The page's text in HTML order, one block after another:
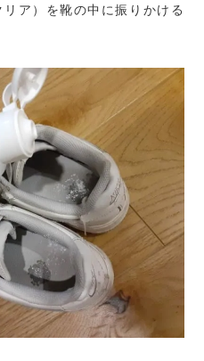
ア）を靴の中に振りかける